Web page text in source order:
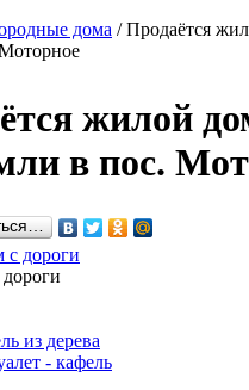
дома /Продаётся
жилой
в пос.